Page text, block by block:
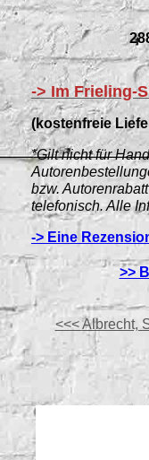
-> Im Frieling-
(kostenfreie
*Gilt nicht für
bzw.
telefonisch. Alle
-> Eine
>>
<<<Albrecht,